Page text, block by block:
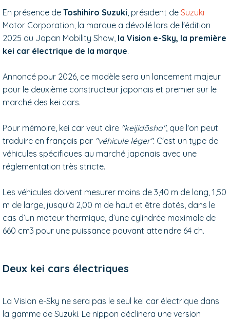
En présence de Toshihiro Suzuki, président de Suzuki
Motor Corporation, la marque a dévoilé lors de l'édition
2025 du Japan Mobility Show, la Vision e-Sky, la première
kei car électrique de la marque.
Annoncé pour 2026, ce modèle sera un lancement majeur
pour le deuxième constructeur japonais et premier sur le
marché des kei cars.
Pour mémoire, kei car veut dire "keijidōsha", que l'on peut
traduire en français par "véhicule léger". C'est un type de
véhicules spécifiques au marché japonais avec une
réglementation très stricte.
Les véhicules doivent mesurer moins de 3,40 m de long, 1,50
m de large, jusqu’à 2,00 m de haut et être dotés, dans le
cas d’un moteur thermique, d’une cylindrée maximale de
660 cm3 pour une puissance pouvant atteindre 64 ch.
Deux kei cars électriques
La Vision e-Sky ne sera pas le seul kei car électrique dans
la gamme de Suzuki. Le nippon déclinera une version